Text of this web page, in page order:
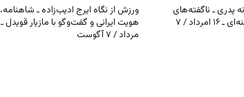
ورزش از نگاه ایرج ادیب‌زاده ـ شاهنامه،
مرداد / ۷ آگوست
پدری ـ ناگفته‌های
کیهان و بیت خامنه‌ای ـ ۱۶ امرداد / ۷